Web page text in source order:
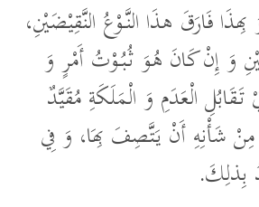
فَارَقَ هذَا النَّوْعُ النَّقِيْضَيْنِ،
وَ إِنْ كَانَ هُوَ ثُبُوْتُ أَمْرٍ وَ
تَقَابُلِ الْعَدَمِ وَ الْمَلَكَةِ مُقَيَّدٌ
شَأْنِهِ أَنْ يَتَّصِفَ بِهَا، وَ فِي
بِذلِكَ.